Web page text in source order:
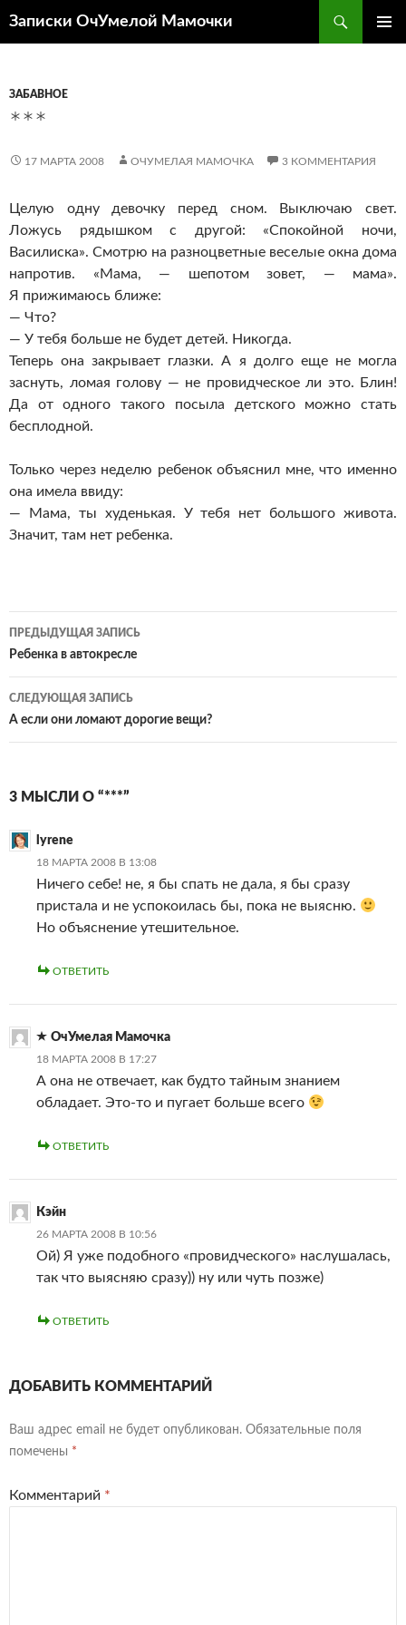
Записки ОчУмелой Мамочки
ЗАБАВНОЕ
***
17 МАРТА 2008 ОЧУМЕЛАЯ МАМОЧКА 3 КОММЕНТАРИЯ
Целую одну девочку перед сном. Выключаю свет.
Ложусь рядышком с другой: «Спокойной ночи,
Василиска». Смотрю на разноцветные веселые окна дома
напротив. «Мама, — шепотом зовет, — мама».
Я прижимаюсь ближе:
— Что?
— У тебя больше не будет детей. Никогда.
Теперь она закрывает глазки. А я долго еще не могла
заснуть, ломая голову — не провидческое ли это. Блин!
Да от одного такого посыла детского можно стать
бесплодной.
Только через неделю ребенок объяснил мне, что именно
она имела ввиду:
— Мама, ты худенькая. У тебя нет большого живота.
Значит, там нет ребенка.
Навигация
по
записям
ПРЕДЫДУЩАЯ ЗАПИСЬ
Ребенка в автокресле
СЛЕДУЮЩАЯ ЗАПИСЬ
А если они ломают дорогие вещи?
3 МЫСЛИ О “***”
lyrene
18 МАРТА 2008 В 13:08
Ничего себе! не, я бы спать не дала, я бы сразу
пристала и не успокоилась бы, пока не выясню.
Но объяснение утешительное.
ОТВЕТИТЬ
ОчУмелая Мамочка
18 МАРТА 2008 В 17:27
А она не отвечает, как будто тайным знанием
обладает. Это-то и пугает больше всего
ОТВЕТИТЬ
Кэйн
26 МАРТА 2008 В 10:56
Ой) Я уже подобного «провидческого» наслушалась,
так что выясняю сразу)) ну или чуть позже)
ОТВЕТИТЬ
ДОБАВИТЬ КОММЕНТАРИЙ
Ваш адрес email не будет опубликован. Обязательные поля
помечены *
Комментарий *